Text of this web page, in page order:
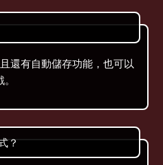
還有自動儲存功能，也可以
？